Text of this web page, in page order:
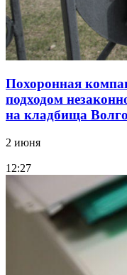
Похоронная
подходом
на кладбища
2 июня
12:27